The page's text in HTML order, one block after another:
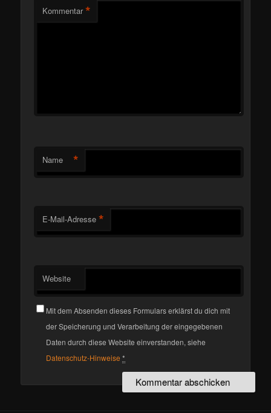
Kommentar *
Name *
E-Mail-Adresse *
Website
Mit dem Absenden dieses Formulars erklärst du dich mit
der Speicherung und Verarbeitung der eingegebenen
Daten durch diese Website einverstanden, siehe
Datenschutz-Hinweise *